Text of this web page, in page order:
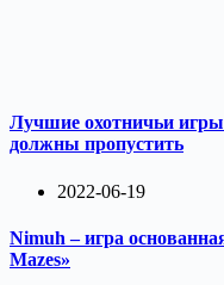
Лучшие охотничьи
должны пропустить
2022-06-19
Nimuh – игра
Mazes»